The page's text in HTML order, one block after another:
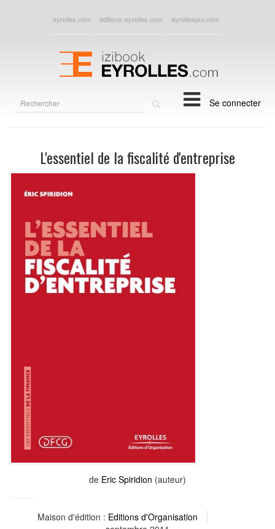
eyrolles.com editions-eyrolles.com eyrollespro.com
Se connecter
L'essentiel de la fiscalité d'entreprise
de Eric Spiridion (auteur)
Maison d'édition : Editions d'Organisation